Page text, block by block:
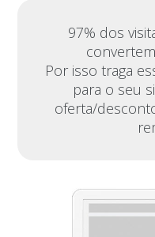
97% dos
Por isso traga
para o seu
oferta/